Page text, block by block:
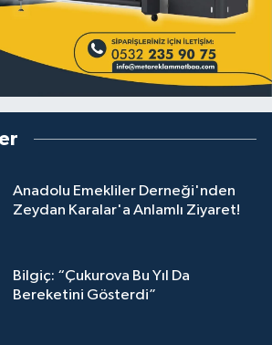
Anadolu Emekliler Derneği'nden
Zeydan Karalar'a Anlamlı Ziyaret!
Bilgiç: “Çukurova Bu Yıl Da
Bereketini Gösterdi”